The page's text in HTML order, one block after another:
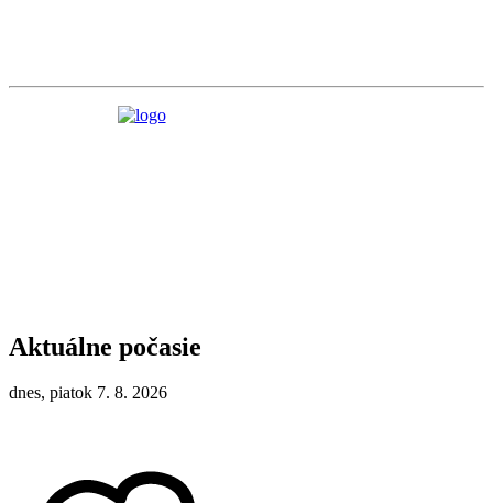
Aktuálne počasie
dnes, piatok 7. 8. 2026